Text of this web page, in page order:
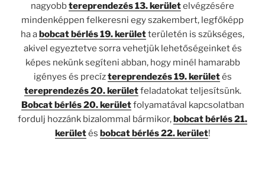
nagyobbtereprendezés 13. kerületelvégzésére
mindenképpen felkeresni egy szakembert, legfőképp
ha abobcat bérlés 19. kerületterületén is szükséges,
akivel egyeztetve sorra vehetjük lehetőségeinket és
képes nekünk segíteni abban, hogy minél hamarabb
igényes és precíztereprendezés 19. kerületés
tereprendezés 20. kerületfeladatokat teljesítsünk.
Bobcat bérlés 20. kerületfolyamatával kapcsolatban
fordulj hozzánk bizalommal bármikor,bobcat bérlés 21.
kerületés bobcat bérlés 22. kerület!